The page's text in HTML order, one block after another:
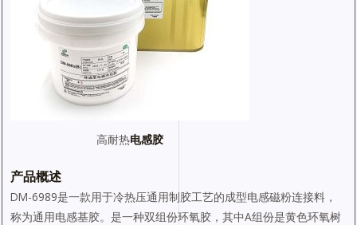
高耐热电感胶
产品概述
DM-6989是一款用于冷热压通用制胶工艺的成型电感磁粉连接料，
称为通用电感基胶。是一种双组份环氧胶，其中A组份是黄色环氧树